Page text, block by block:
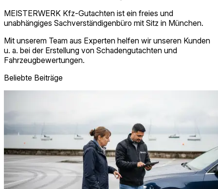
MEISTERWERK Kfz-Gutachten ist ein freies und
unabhängiges Sachverständigenbüro mit Sitz in München.
Mit unserem Team aus Experten helfen wir unseren Kunden
u. a. bei der Erstellung von Schadengutachten und
Fahrzeugbewertungen.
Beliebte Beiträge